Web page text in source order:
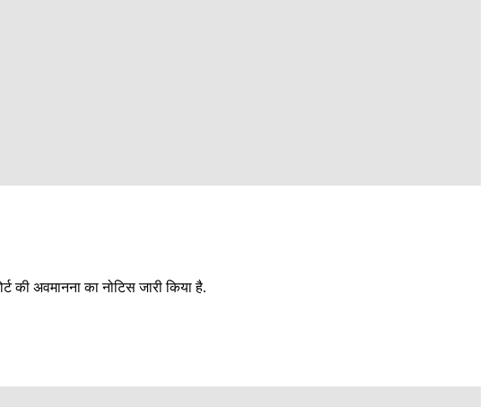
अवमानना का नोटिस जारी किया है.